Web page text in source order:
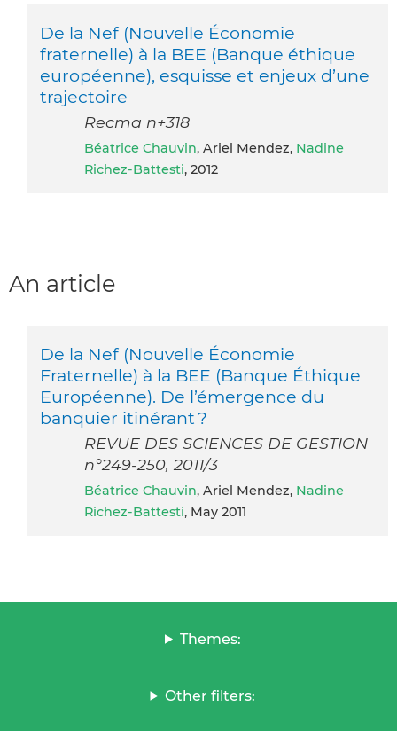
De la Nef (Nouvelle Économie
fraternelle) à la BEE (Banque éthique
européenne), esquisse et enjeux d’une
trajectoire
Recma n+318
Béatrice Chauvin, Ariel Mendez, Nadine
Richez-Battesti, 2012
An article
De la Nef (Nouvelle Économie
Fraternelle) à la BEE (Banque Éthique
Européenne). De l’émergence du
banquier itinérant ?
REVUE DES SCIENCES DE GESTION
n°249-250, 2011/3
Béatrice Chauvin, Ariel Mendez, Nadine
Richez-Battesti, May 2011
Themes:
Other filters: